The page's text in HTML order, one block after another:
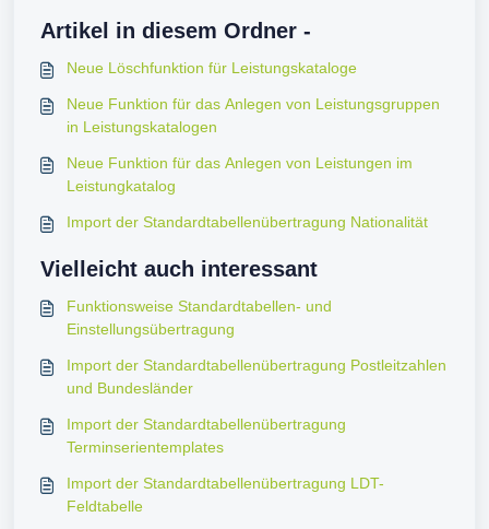
Artikel in diesem Ordner -
Neue Löschfunktion für Leistungskataloge
Neue Funktion für das Anlegen von Leistungsgruppen
in Leistungskatalogen
Neue Funktion für das Anlegen von Leistungen im
Leistungkatalog
Import der Standardtabellenübertragung Nationalität
Vielleicht auch interessant
Funktionsweise Standardtabellen- und
Einstellungsübertragung
Import der Standardtabellenübertragung Postleitzahlen
und Bundesländer
Import der Standardtabellenübertragung
Terminserientemplates
Import der Standardtabellenübertragung LDT-
Feldtabelle